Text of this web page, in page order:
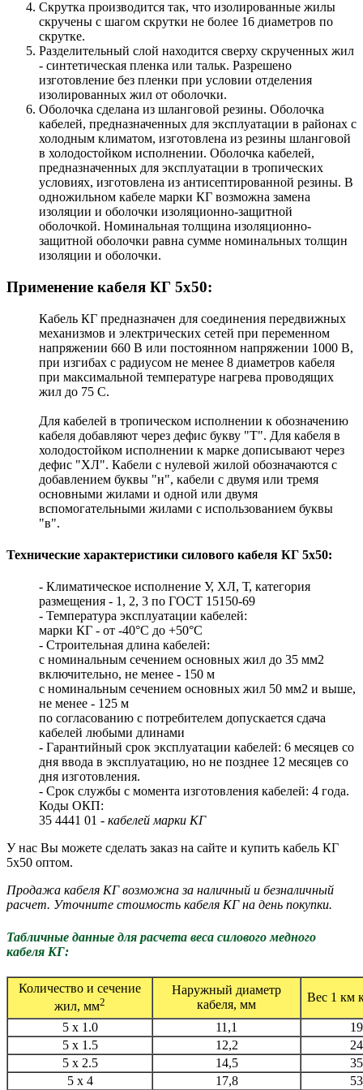
Скрутка производится так, что изолированные жилы
скручены с шагом скрутки не более 16 диаметров по
скрутке.
Разделительный слой находится сверху скрученных жил
- синтетическая пленка или тальк. Разрешено
изготовление без пленки при условии отделения
изолированных жил от оболочки.
Оболочка сделана из шланговой резины. Оболочка
кабелей, предназначенных для эксплуатации в районах с
холодным климатом, изготовлена из резины шланговой
в холодостойком исполнении. Оболочка кабелей,
предназначенных для эксплуатации в тропических
условиях, изготовлена из антисептированной резины. В
одножильном кабеле марки КГ возможна замена
изоляции и оболочки изоляционно-защитной
оболочкой. Номинальная толщина изоляционно-
защитной оболочки равна сумме номинальных толщин
изоляции и оболочки.
Применение кабеля КГ 5x50:
Кабель КГ предназначен для соединения передвижных
механизмов и электрических сетей при переменном
напряжении 660 В или постоянном напряжении 1000 В,
при изгибах с радиусом не менее 8 диаметров кабеля
при максимальной температуре нагрева проводящих
жил до 75 С.
Для кабелей в тропическом исполнении к обозначению
кабеля добавляют через дефис букву "Т". Для кабеля в
холодостойком исполнении к марке дописывают через
дефис "ХЛ". Кабели с нулевой жилой обозначаются с
добавлением буквы "н", кабели с двумя или тремя
основными жилами и одной или двумя
вспомогательными жилами с использованием буквы
"в".
Технические характеристики силового кабеля КГ 5х50:
- Климатическое исполнение У, ХЛ, Т, категория
размещения - 1, 2, 3 по ГОСТ 15150-69
- Температура эксплуатации кабелей:
марки КГ - от -40°С до +50°С
- Строительная длина кабелей:
с номинальным сечением основных жил до 35 мм2
включительно, не менее - 150 м
с номинальным сечением основных жил 50 мм2 и выше,
не менее - 125 м
по согласованию с потребителем допускается сдача
кабелей любыми длинами
- Гарантийный срок эксплуатации кабелей: 6 месяцев со
дня ввода в эксплуатацию, но не позднее 12 месяцев со
дня изготовления.
- Срок службы с момента изготовления кабелей: 4 года.
Коды ОКП:
35 4441 01 - кабелей марки КГ
У нас Вы можете сделать заказ на сайте и купить кабель КГ
5х50 оптом.
Продажа кабеля КГ возможна за наличный и безналичный
расчет. Уточните стоимость кабеля КГ на день покупки.
Табличные данные для расчета веса силового медного
кабеля КГ:
Количество и сечение
жил, мм2
Наружный диаметр
кабеля, мм
Вес 1 км
5 x 1.0 11,1
5 x 1.5
12,2
5 x 2.5
14,5
5 x 4
17,8